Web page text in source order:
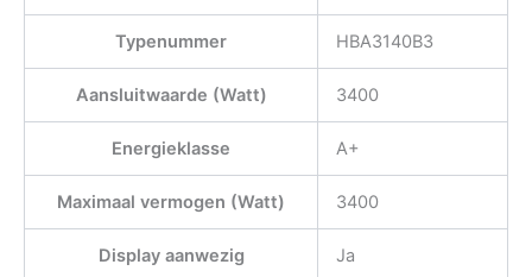
Typenummer HBA3140B3
Aansluitwaarde (Watt) 3400
Energieklasse A+
Maximaal vermogen (Watt) 3400
Display aanwezig Ja